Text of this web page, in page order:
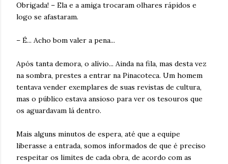
Obrigada! – Ela e a amiga trocaram olhares rápidos e
logo se afastaram.
– É... Acho bom valer a pena...
Após tanta demora, o alívio... Ainda na fila, mas desta vez
na sombra, prestes a entrar na Pinacoteca. Um homem
tentava vender exemplares de suas revistas de cultura,
mas o público estava ansioso para ver os tesouros que
os aguardavam lá dentro.
Mais alguns minutos de espera, até que a equipe
liberasse a entrada, somos informados de que é preciso
respeitar os limites de cada obra, de acordo com as